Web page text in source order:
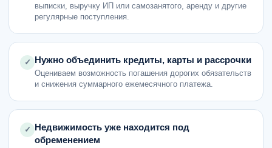
выписки, выручку ИП или самозанятого, аренду и другие
регулярные поступления.
✓ Нужно объединить кредиты, карты и рассрочки
Оцениваем возможность погашения дорогих обязательств
и снижения суммарного ежемесячного платежа.
✓ Недвижимость уже находится под
обременением